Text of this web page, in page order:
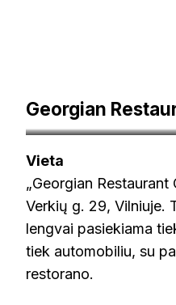
Georgian
Vieta
„Georgian Restaurant
Verkių g. 29, Vilniuje.
lengvai pasiekiama
tiek automobiliu, su
restorano.